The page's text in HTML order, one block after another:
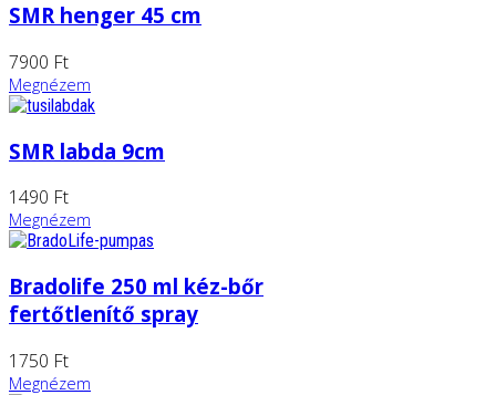
SMR henger 45 cm
7900 Ft
Megnézem
SMR labda 9cm
1490 Ft
Megnézem
Bradolife 250 ml kéz-bőr
fertőtlenítő spray
1750 Ft
Megnézem